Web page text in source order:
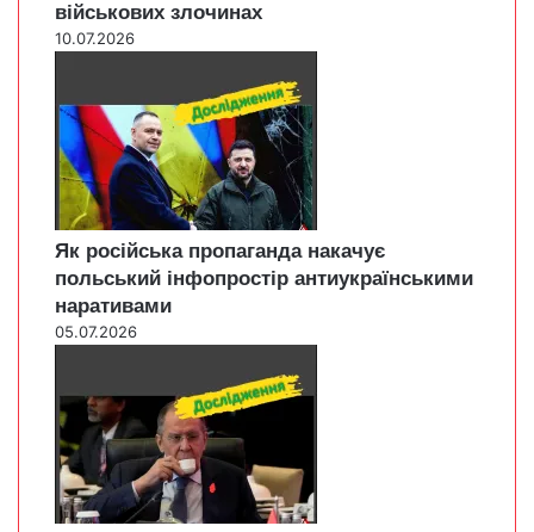
військових злочинах
10.07.2026
Як російська пропаганда накачує
польський інфопростір антиукраїнськими
наративами
05.07.2026